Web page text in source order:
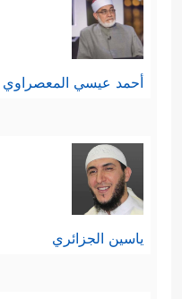
أحمد عيسي المعصراوي
ياسين الجزائري